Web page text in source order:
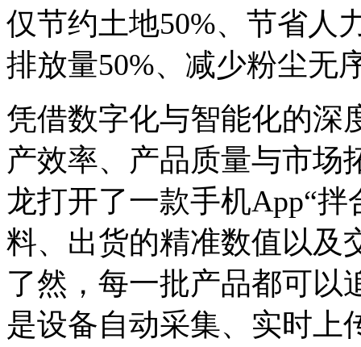
仅节约土地50%、节省人
排放量50%、减少粉尘无
凭借数字化与智能化的深
产效率、产品质量与市场
龙打开了一款手机App“
料、出货的精准数值以及
了然，每一批产品都可以
是设备自动采集、实时上